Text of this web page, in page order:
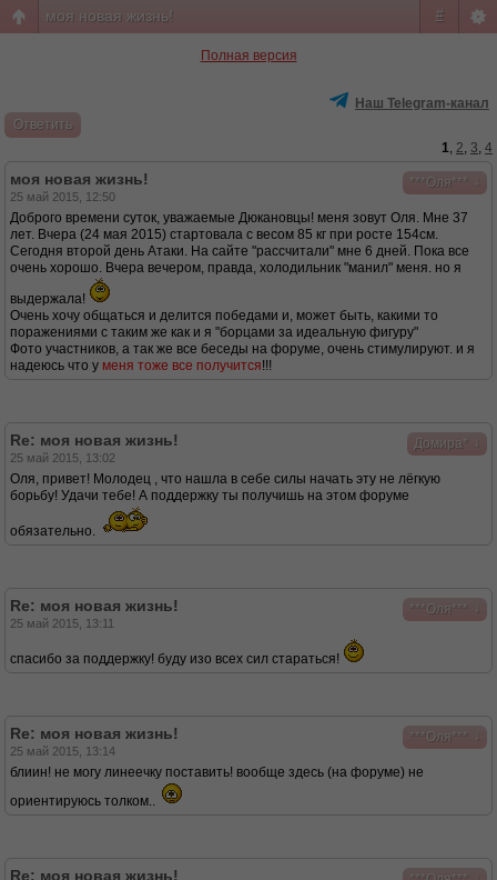
#
моя новая жизнь!
Полная версия
Наш Telegram-канал
Ответить
1, 2, 3, 4
***Оля***
моя новая жизнь!
25 май 2015, 12:50
Доброго времени суток, уважаемые Дюкановцы! меня зовут Оля. Мне 37
лет. Вчера (24 мая 2015) стартовала с весом 85 кг при росте 154см.
Сегодня второй день Атаки. На сайте "рассчитали" мне 6 дней. Пока все
очень хорошо. Вчера вечером, правда, холодильник "манил" меня. но я
выдержала!
Очень хочу общаться и делится победами и, может быть, какими то
поражениями с таким же как и я "борцами за идеальную фигуру"
Фото участников, а так же все беседы на форуме, очень стимулируют. и я
надеюсь что у меня тоже все получится!!!
Домира*
Re: моя новая жизнь!
25 май 2015, 13:02
Оля, привет! Молодец , что нашла в себе силы начать эту не лёгкую
борьбу! Удачи тебе! А поддержку ты получишь на этом форуме
обязательно.
***Оля***
Re: моя новая жизнь!
25 май 2015, 13:11
спасибо за поддержку! буду изо всех сил стараться!
***Оля***
Re: моя новая жизнь!
25 май 2015, 13:14
блиин! не могу линеечку поставить! вообще здесь (на форуме) не
ориентируюсь толком..
Re: моя новая жизнь!